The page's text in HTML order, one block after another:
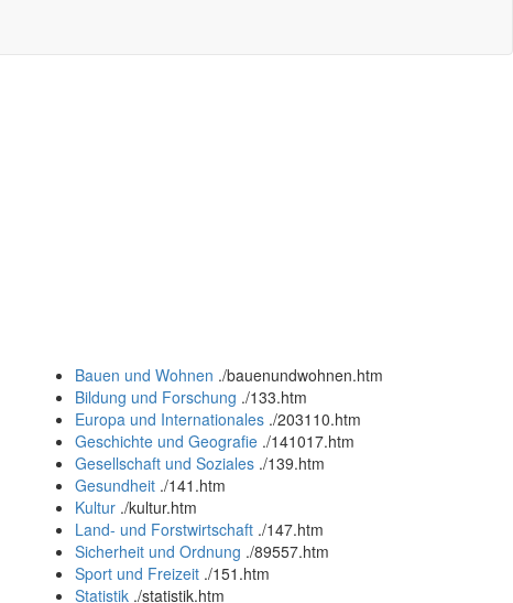
Bauen und Wohnen ./bauenundwohnen.htm
Bildung und Forschung ./133.htm
Europa und Internationales ./203110.htm
Geschichte und Geografie ./141017.htm
Gesellschaft und Soziales ./139.htm
Gesundheit ./141.htm
Kultur ./kultur.htm
Land- und Forstwirtschaft ./147.htm
Sicherheit und Ordnung ./89557.htm
Sport und Freizeit ./151.htm
Statistik ./statistik.htm